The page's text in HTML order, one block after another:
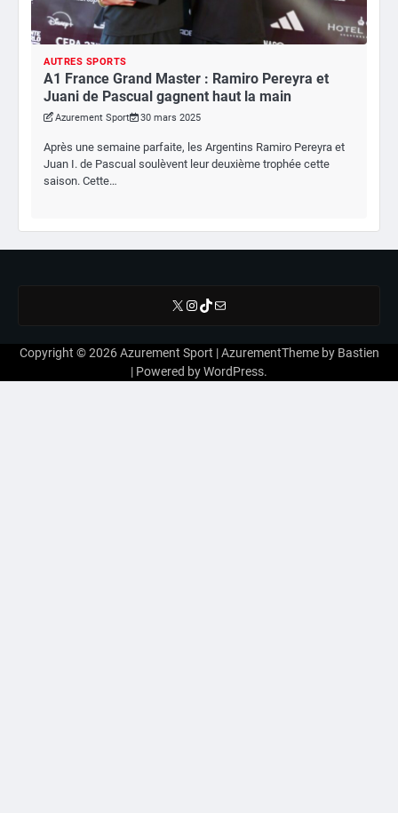
AUTRES SPORTS
A1 France Grand Master : Ramiro Pereyra et
Juani de Pascual gagnent haut la main
Azurement Sport 30 mars 2025
Après une semaine parfaite, les Argentins Ramiro Pereyra et
Juan I. de Pascual soulèvent leur deuxième trophée cette
saison. Cette…
X Instagram
TikTok
E-mail
Copyright © 2026Azurement Sport | AzurementTheme by Bastien
| Powered byWordPress.